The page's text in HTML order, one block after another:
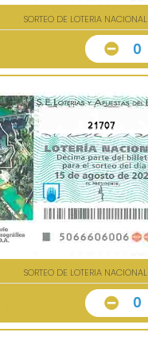
SORTEO DE LOTERIA NACIONAL
0
21707
SORTEO DE LOTERIA NACIONAL
0